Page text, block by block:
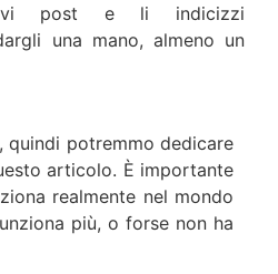
post e li indicizzi
una mano, almeno un
potremmo dedicare
articolo. È importante
realmente nel mondo
più, o forse non ha